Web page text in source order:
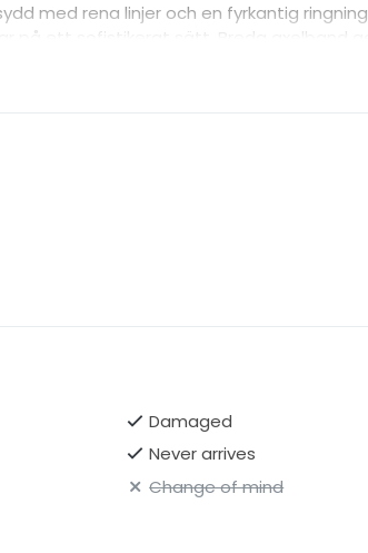
med rena linjer och en fyrkantig
på ett sofistikerat sätt. Breda axelband
som de skapar ett modernt uttryck.
i mjuka veck och avslutas med ett
du går, utan att vara för tungt eller
kyrkliga vigslar och bröllop utomhus.
Damaged
Never arrives
Change of mind